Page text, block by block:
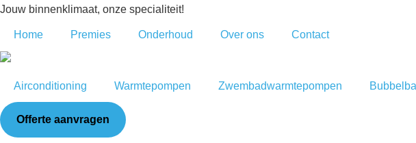
Jouw binnenklimaat, onze specialiteit!
Home Premies Onderhoud Over ons Contact
Airconditioning Warmtepompen Zwembadwarmtepompen
Offerte aanvragen